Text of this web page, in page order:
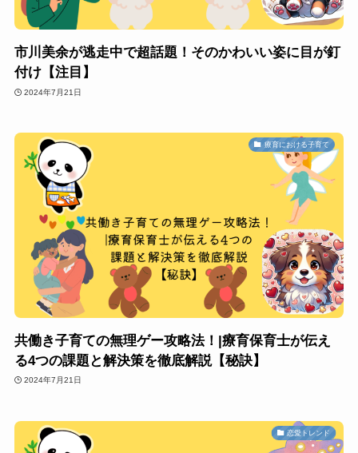
市川美余が逃走中で超話題！そのかわいい姿に目が釘
付け【注目】
2024年7月21日
療育における子育て
共働き子育ての無理ゲー攻略法！|療育保育士が伝え
る4つの課題と解決策を徹底解説【秘訣】
2024年7月21日
恋愛トレンド